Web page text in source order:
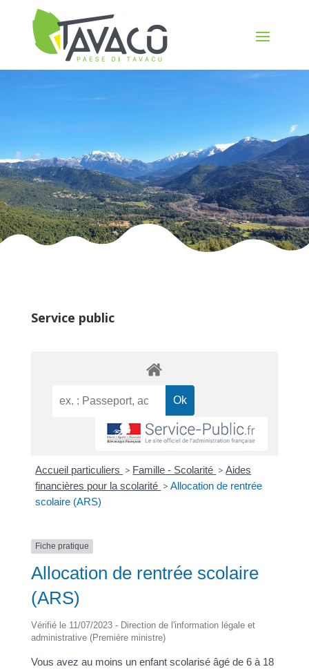
Service public
Accueil particuliers > Famille - Scolarité > Aides
financières pour la scolarité > Allocation de rentrée
scolaire (ARS)
Fiche pratique
Allocation de rentrée scolaire
(ARS)
Vérifié le 11/07/2023 - Direction de l'information légale et
administrative (Première ministre)
Vous avez au moins un enfant scolarisé âgé de 6 à 18